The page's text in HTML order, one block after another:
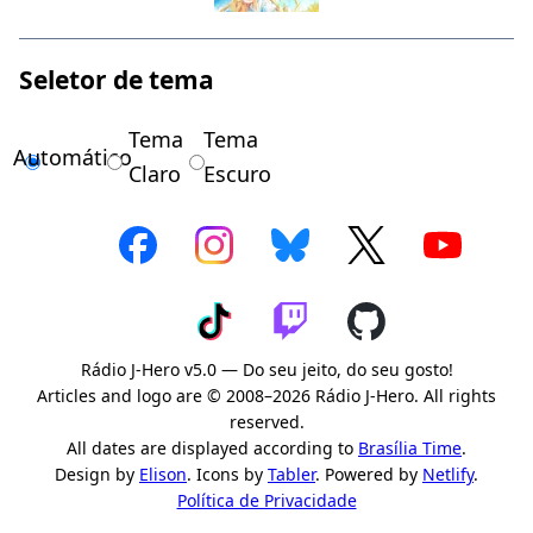
Seletor de tema
Automático
Tema
Claro
Tema
Escuro
Rádio J-Hero v5.0 — Do seu jeito, do seu gosto!
Articles and logo are © 2008–2026 Rádio J-Hero. All rights
reserved.
All dates are displayed according to Brasília Time.
Design by Elison. Icons by Tabler. Powered by Netlify.
Política de Privacidade